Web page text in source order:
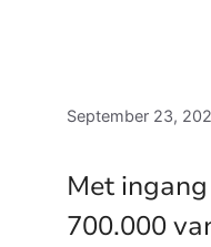
September 23,
Met
700.000